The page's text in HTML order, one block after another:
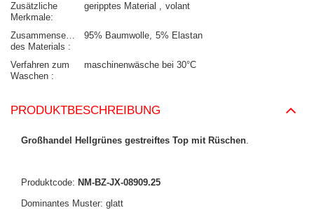
Zusätzliche
Merkmale
geripptes Material volant
Zusammensetzung
des Materials
95% Baumwolle 5% Elastan
Verfahren zum
Waschen
maschinenwäsche bei 30°C
PRODUKTBESCHREIBUNG
Großhandel Hellgrünes gestreiftes Top mit Rüschen.
Produktcode: NM-BZ-JX-08909.25
Dominantes Muster: glatt